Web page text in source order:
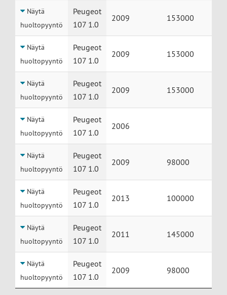
Näytä
huoltopyyntö
Peugeot
107 1.0
2009 153000
Näytä
huoltopyyntö
Peugeot
107 1.0
2009 153000
Näytä
huoltopyyntö
Peugeot
107 1.0
2009 153000
Näytä
huoltopyyntö
Peugeot
107 1.0
2006
Näytä
huoltopyyntö
Peugeot
107 1.0
2009 98000
Näytä
huoltopyyntö
Peugeot
107 1.0
2013 100000
Näytä
huoltopyyntö
Peugeot
107 1.0
2011 145000
Näytä
huoltopyyntö
Peugeot
107 1.0
2009 98000